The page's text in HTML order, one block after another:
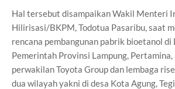
Hal tersebut disampaikan Wakil Menteri
Hilirisasi/BKPM, Todotua Pasaribu, saat
rencana pembangunan pabrik bioetanol di
Pemerintah Provinsi Lampung, Pertamina,
perwakilan Toyota Group dan lembaga
dua wilayah yakni di desa Kota Agung,